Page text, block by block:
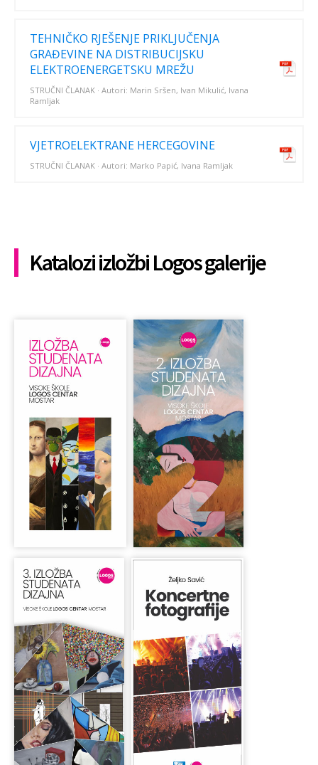
TEHNIČKO RJEŠENJE PRIKLJUČENJA
GRAĐEVINE NA DISTRIBUCIJSKU
ELEKTROENERGETSKU MREŽU
STRUČNI ČLANAK · Autori: Marin Sršen, Ivan Mikulić, Ivana
Ramljak
VJETROELEKTRANE HERCEGOVINE
STRUČNI ČLANAK · Autori: Marko Papić, Ivana Ramljak
Katalozi izložbi Logos galerije